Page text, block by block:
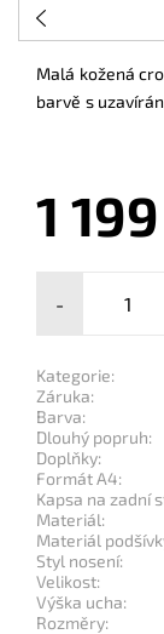
Malá kožená
barvě s
1
-
Kategorie:
Záruka:
Barva:
Dlouhý popruh:
Doplňky:
Formát A4:
Kapsa na zadní
Materiál:
Materiál
Styl nosení:
Velikost:
Výška ucha:
Rozměry: